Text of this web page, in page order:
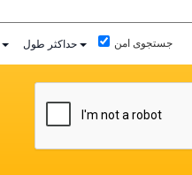
حداکثر طول جستجوی امن